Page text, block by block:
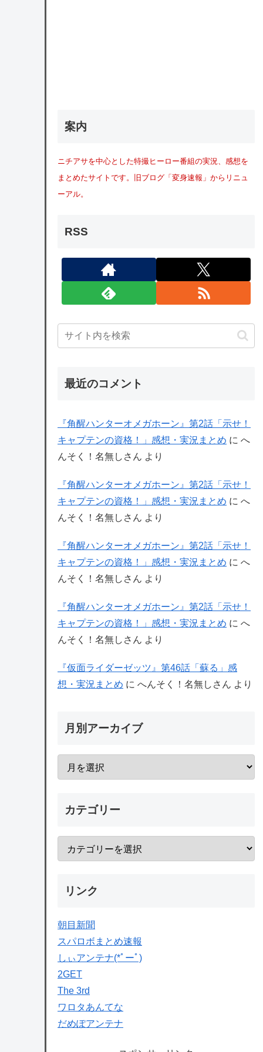
案内
ニチアサを中心とした特撮ヒーロー番組の実況、感想を
まとめたサイトです。旧ブログ「変身速報」からリニュ
ーアル。
RSS
最近のコメント
『角醒ハンターオメガホーン』第2話「示せ！
キャプテンの資格！」感想・実況まとめ に へ
んそく！名無しさん より
『角醒ハンターオメガホーン』第2話「示せ！
キャプテンの資格！」感想・実況まとめ に へ
んそく！名無しさん より
『角醒ハンターオメガホーン』第2話「示せ！
キャプテンの資格！」感想・実況まとめ に へ
んそく！名無しさん より
『角醒ハンターオメガホーン』第2話「示せ！
キャプテンの資格！」感想・実況まとめ に へ
んそく！名無しさん より
『仮面ライダーゼッツ』第46話「蘇る」感
想・実況まとめ に へんそく！名無しさん より
月別アーカイブ
カテゴリー
リンク
朝目新聞
スパロボまとめ速報
しぃアンテナ(*ﾟーﾟ)
2GET
The 3rd
ワロタあんてな
だめぽアンテナ